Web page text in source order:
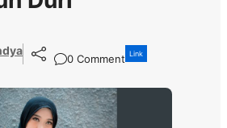
0 Comment Link